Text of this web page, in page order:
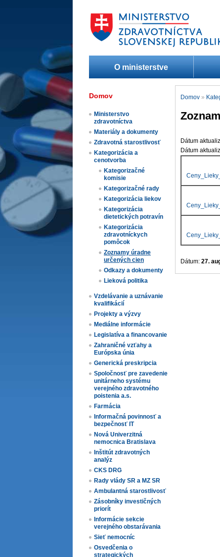
O ministerstve
Domov
Ministerstvo
zdravotníctva
Materiály a dokumenty
Zdravotná starostlivosť
Kategorizácia a
cenotvorba
Kategorizačné
komisie
Kategorizačné rady
Kategorizácia liekov​
Kategorizácia
dietetických potravín​
Kategorizácia
zdravotníckych
pomôcok
Zoznamy úradne
určených cien​
Odkazy a dokumenty
Lieková politika
Vzdelávanie a uznávanie
kvalifikácií
Projekty a výzvy
Mediálne informácie
Legislatíva a financovanie
Zahraničné vzťahy a
Európska únia
Generická preskripcia
Spoločnosť pre zavedenie
unitárneho systému
verejného zdravotného
poistenia a.s.
Farmácia
Informačná povinnosť a
bezpečnosť IT
Nová Univerzitná
nemocnica Bratislava
Inštitút zdravotných
analýz
CKS DRG
Rady vlády SR a MZ SR
Ambulantná starostlivosť
Zásobníky investičných
priorít
Informácie sekcie
verejného obstarávania
Sieť nemocníc
Osvedčenia o
strategických
Domov »
Dátum
Dátum
Dátum: 27.